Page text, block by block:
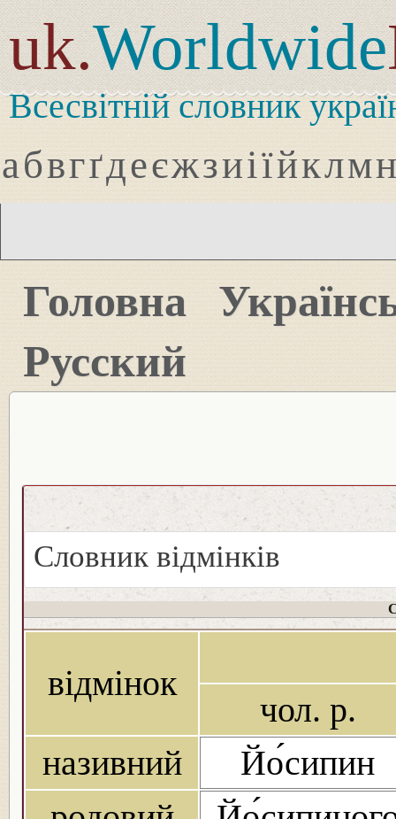
uk.Worldwide
Всесвітній словник
абвгґдеєжзиіїйклмн
Головна
Русский
Словник відмінків
відмінок
чол. р.
називний
Йо́сипин